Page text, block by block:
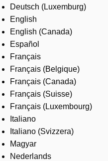
Contact us
Careers
Deutsch (Luxemburg)
English
English (Canada)
Español
Français
Français (Belgique)
Français (Canada)
Français (Suisse)
Français (Luxembourg)
Italiano
Italiano (Svizzera)
Magyar
Nederlands